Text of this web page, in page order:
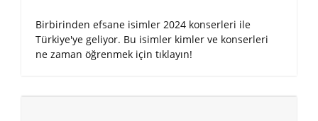
Birbirinden efsane isimler 2024 konserleri ile
Türkiye'ye geliyor. Bu isimler kimler ve konserleri
ne zaman öğrenmek için tıklayın!